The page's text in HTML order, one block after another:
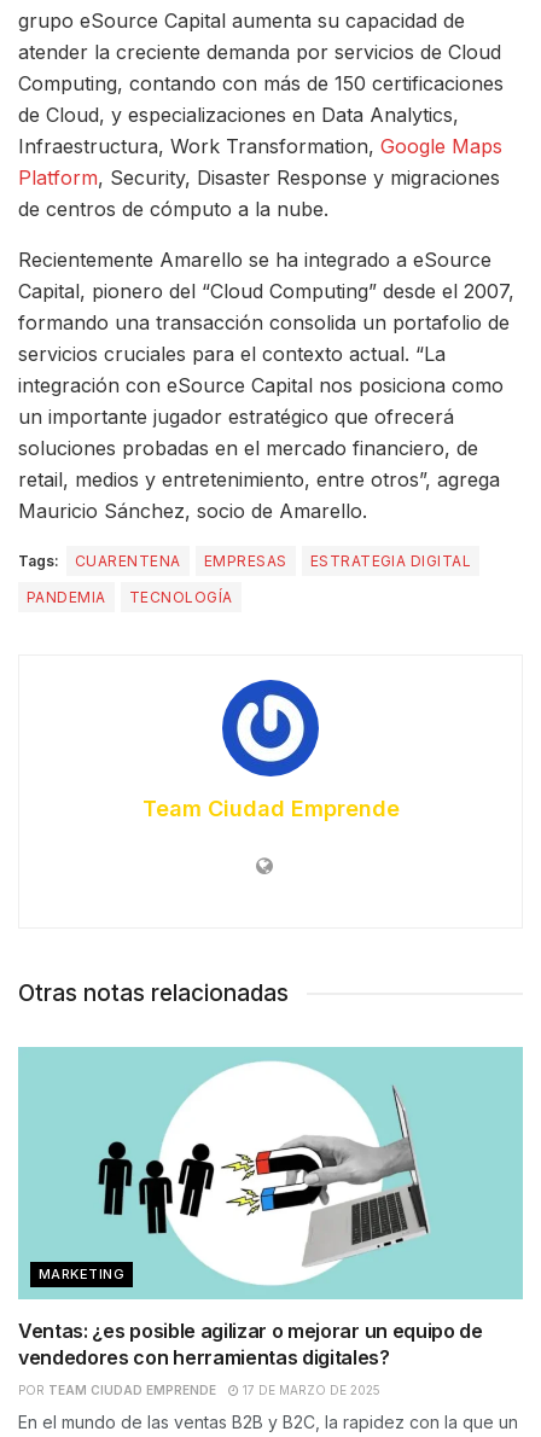
grupo eSource Capital aumenta su capacidad de
atender la creciente demanda por servicios de Cloud
Computing, contando con más de 150 certificaciones
de Cloud, y especializaciones en Data Analytics,
Infraestructura, Work Transformation, Google Maps
Platform, Security, Disaster Response y migraciones
de centros de cómputo a la nube.
Recientemente Amarello se ha integrado a eSource
Capital, pionero del “Cloud Computing” desde el 2007,
formando una transacción consolida un portafolio de
servicios cruciales para el contexto actual. “La
integración con eSource Capital nos posiciona como
un importante jugador estratégico que ofrecerá
soluciones probadas en el mercado financiero, de
retail, medios y entretenimiento, entre otros”, agrega
Mauricio Sánchez, socio de Amarello.
Tags: CUARENTENA EMPRESAS
ESTRATEGIA DIGITAL
PANDEMIA
TECNOLOGÍA
Team Ciudad Emprende
Otras notas relacionadas
MARKETING
Ventas: ¿es posible agilizar o mejorar un equipo de
vendedores con herramientas digitales?
POR TEAM CIUDAD EMPRENDE 17 DE MARZO DE 2025
En el mundo de las ventas B2B y B2C, la rapidez con la que un